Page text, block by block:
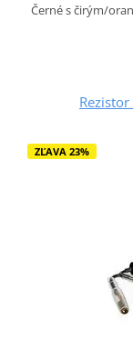
Černé s čirým/
ZĽAVA 23%